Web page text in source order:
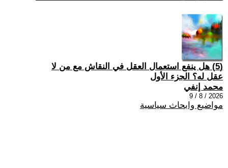
(5) هل ينفع استعمال العقل في النقاش مع من لا
عقل له؟ الجزء الأول
محمد إنفي
2026 / 8 / 9
مواضيع وابحاث سياسية